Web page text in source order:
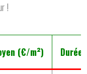
!
(€/m²) Durée